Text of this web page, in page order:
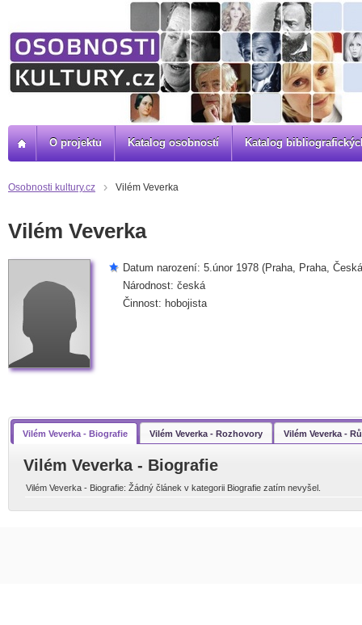
Osobnosti kultury.cz Vilém Veverka
Vilém Veverka
Datum narození: 5.únor 1978 (Praha, Praha,
Národnost: česká
Činnost: hobojista
Vilém Veverka - Biografie Vilém Veverka - Rozhovory Vilém Veverka -
Vilém Veverka - Biografie
Vilém Veverka - Biografie: Žádný článek v kategorii Biografie zatím nevyšel.
O projektu Katalog osobností Katalog